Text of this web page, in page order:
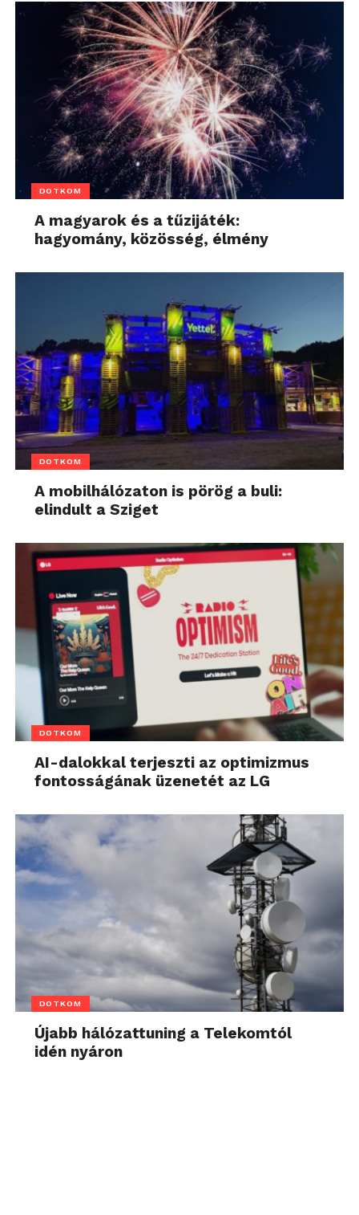
DOTKOM
A magyarok és a tűzijáték:
hagyomány, közösség, élmény
DOTKOM
A mobilhálózaton is pörög a buli:
elindult a Sziget
DOTKOM
AI-dalokkal terjeszti az optimizmus
fontosságának üzenetét az LG
DOTKOM
Újabb hálózattuning a Telekomtól
idén nyáron